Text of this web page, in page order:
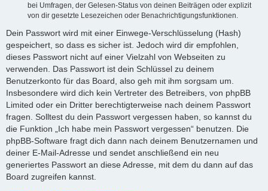
bei Umfragen, der Gelesen-Status von deinen Beiträgen oder explizit
von dir gesetzte Lesezeichen oder Benachrichtigungsfunktionen.
Dein Passwort wird mit einer Einwege-Verschlüsselung (Hash)
gespeichert, so dass es sicher ist. Jedoch wird dir empfohlen,
dieses Passwort nicht auf einer Vielzahl von Webseiten zu
verwenden. Das Passwort ist dein Schlüssel zu deinem
Benutzerkonto für das Board, also geh mit ihm sorgsam um.
Insbesondere wird dich kein Vertreter des Betreibers, von phpBB
Limited oder ein Dritter berechtigterweise nach deinem Passwort
fragen. Solltest du dein Passwort vergessen haben, so kannst du
die Funktion „Ich habe mein Passwort vergessen“ benutzen. Die
phpBB-Software fragt dich dann nach deinem Benutzernamen und
deiner E-Mail-Adresse und sendet anschließend ein neu
generiertes Passwort an diese Adresse, mit dem du dann auf das
Board zugreifen kannst.